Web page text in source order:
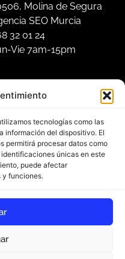
tecnologías como las
información del dispositivo. El
permitirá procesar datos como
únicas en este
puede afectar
y funciones.
Molina de Segura
SEO Murcia
32 01 24
Vie 7am-15pm
Newsletter
para disfrutar de
e ideas de